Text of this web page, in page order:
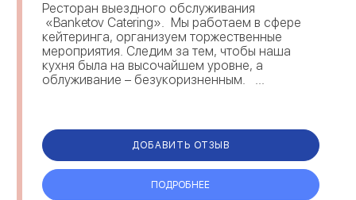
Ресторан выездного обслуживания
«Banketov Catering». Мы работаем в сфере
кейтеринга, организуем торжественные
мероприятия. Следим за тем, чтобы наша
кухня была на высочайшем уровне, а
облуживание – безукоризненным. ...
ДОБАВИТЬ ОТЗЫВ
ПОДРОБНЕЕ